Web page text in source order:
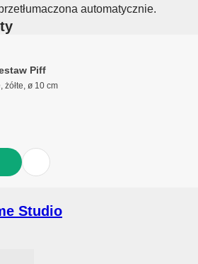
automatycznie.
Piff
żółte, ø 10 cm
Studio